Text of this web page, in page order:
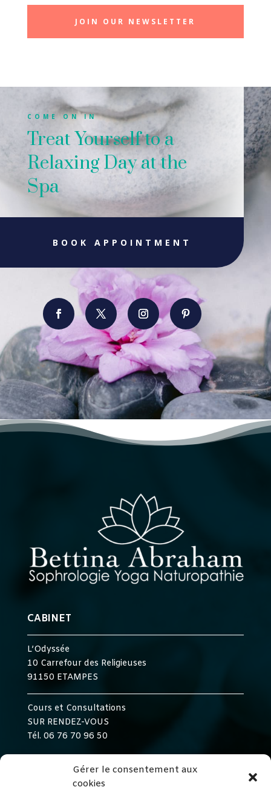
Gérer le consentement aux
cookies
JOIN OUR NEWSLETTER
COME ON IN
Treat Yourself to a
Relaxing Day at the
Spa
BOOK APPOINTMENT
CABINET
L’Odyssée
10 Carrefour des Religieuses
91150 ETAMPES
Cours et Consultations
SUR RENDEZ-VOUS
Tél. 06 76 70 96 50
ACTIVITÉS